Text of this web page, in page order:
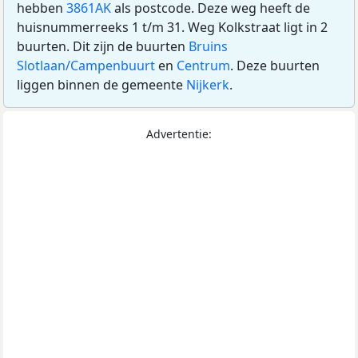
hebben 3861AKals postcode. Deze weg heeft de
huisnummerreeks 1 t/m 31. Weg Kolkstraat ligt in 2
buurten. Dit zijn de buurten Bruins
Slotlaan/Campenbuurt en Centrum. Deze buurten
liggen binnen de gemeente Nijkerk.
Advertentie: